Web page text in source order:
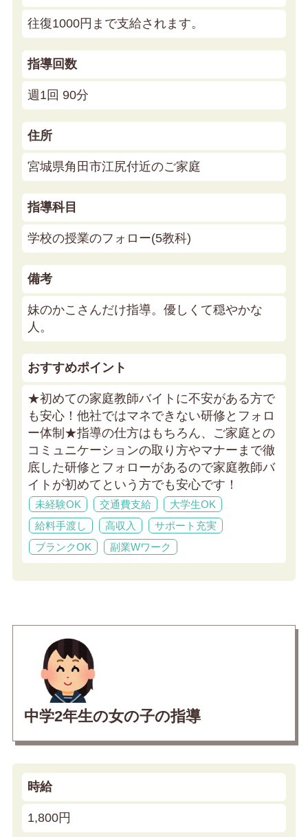
往復1000円まで支給されます。
指導回数
週1回 90分
住所
宮城県角田市江尻付近のご家庭
指導科目
学校の授業のフォロー(5教科)
備考
妹のかこさんだけ指導。優しくて穏やかな
人。
おすすめポイント
★初めての家庭教師バイトに不安がある方で
も安心！他社ではマネできない研修とフォロ
ー体制★指導の仕方はもちろん、ご家庭との
コミュニケーションの取り方やマナーまで徹
底した研修とフォローがあるので家庭教師バ
イトが初めてという方でも安心です！
未経験OK 交通費支給
大学生OK
給料手渡し
高収入
サポート充実
ブランクOK
副業Wワーク
中学2年生の女の子の指導
時給
1,800円